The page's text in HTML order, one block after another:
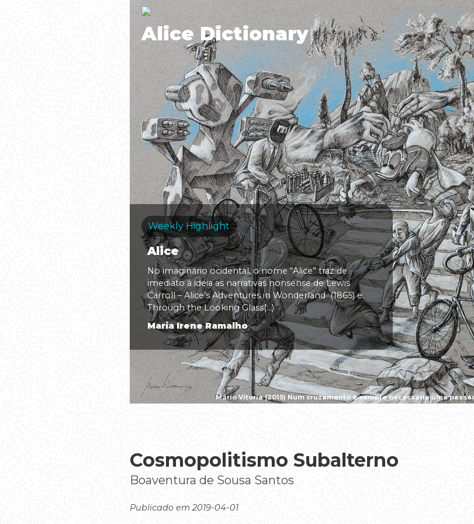
Mário Vitória (2015) Num cruzamento é sempre necessária uma
Alice Dictionary
Weekly Highlight
Alice
No imaginário ocidental, o nome “Alice” traz de
imediato à ideia as narrativas nonsense de Lewis
Carroll – Alice’s Adventures in Wonderland (1865) e
Through the Looking Glass(...)
Maria Irene Ramalho
Cosmopolitismo Subalterno
Boaventura de Sousa Santos
Publicado em 2019-04-01